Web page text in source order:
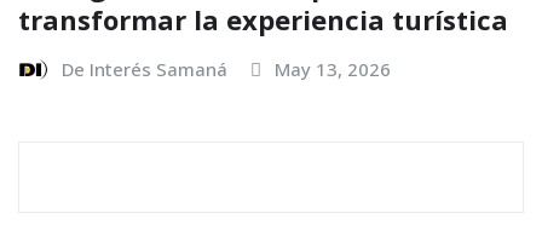
transformar la experiencia turística
De Interés Samaná May 13, 2026